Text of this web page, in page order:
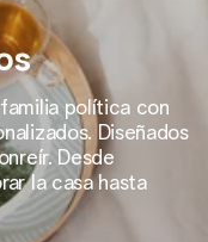
perfecto, cuando más
nos dan un 4,5 en
política con
Diseñados
Desde
la casa hasta